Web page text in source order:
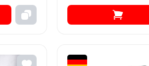
термостатическая,
графит браш